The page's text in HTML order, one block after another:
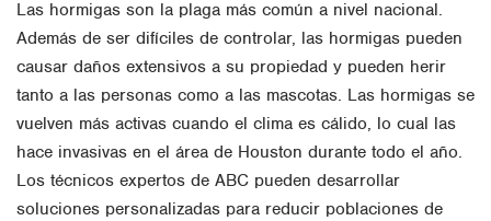
Las hormigas son la plaga más común a nivel nacional.
Además de ser difíciles de controlar, las hormigas pueden
causar daños extensivos a su propiedad y pueden herir
tanto a las personas como a las mascotas. Las hormigas se
vuelven más activas cuando el clima es cálido, lo cual las
hace invasivas en el área de Houston durante todo el año.
Los técnicos expertos de ABC pueden desarrollar
soluciones personalizadas para reducir poblaciones de